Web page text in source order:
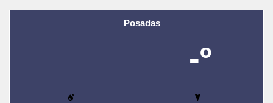
Posadas
-º
- -